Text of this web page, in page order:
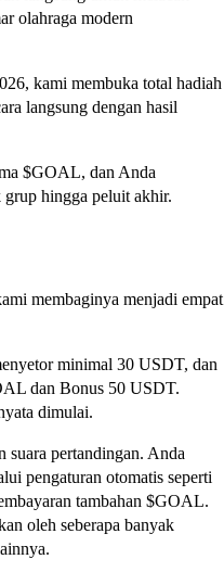
olahraga modern
kami membuka total hadiah
langsung dengan hasil
$GOAL, dan Anda
grup hingga peluit akhir.
membaginya menjadi empat
minimal 30 USDT, dan
dan Bonus 50 USDT.
dimulai.
suara pertandingan. Anda
pengaturan otomatis seperti
tambahan $GOAL.
oleh seberapa banyak